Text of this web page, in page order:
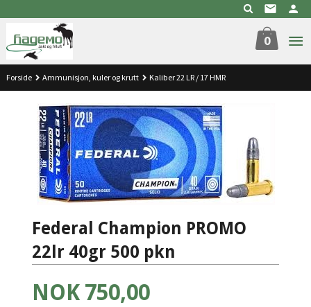
til
innholdet
0
Forside Ammunisjon, kuler og krutt Kaliber 22 LR / 17 HMR
Federal Champion PROMO
22lr 40gr 500 pkn
Pris
NOK 750,00